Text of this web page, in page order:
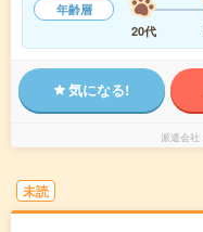
年齢層
20代
気になる!
派遣会社
未読